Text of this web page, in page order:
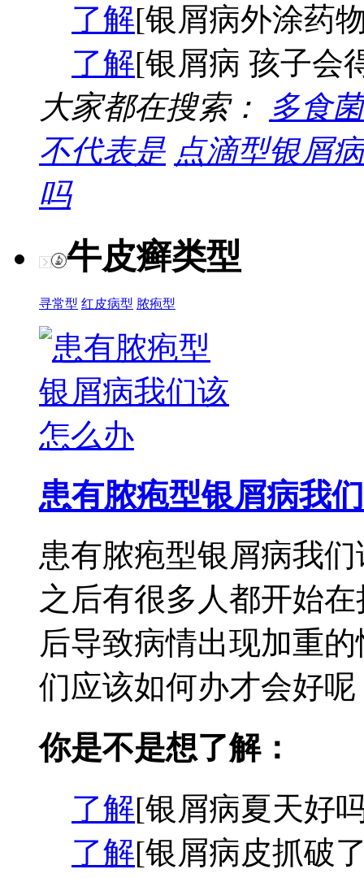
了解[银屑病外涂药
了解[银屑病 孩子会
大家都在搜索：
多食
不代表是 点滴型银屑
吗
牛皮癣类型
寻常型 红皮病型 脓疱型
患有脓疱型银屑病我们
患有脓疱型银屑病我
之后有很多人都开始
后导致病情出现加重
们应该如何办才会好
你是不是想了解：
了解[银屑病夏天好
了解[银屑病皮抓破